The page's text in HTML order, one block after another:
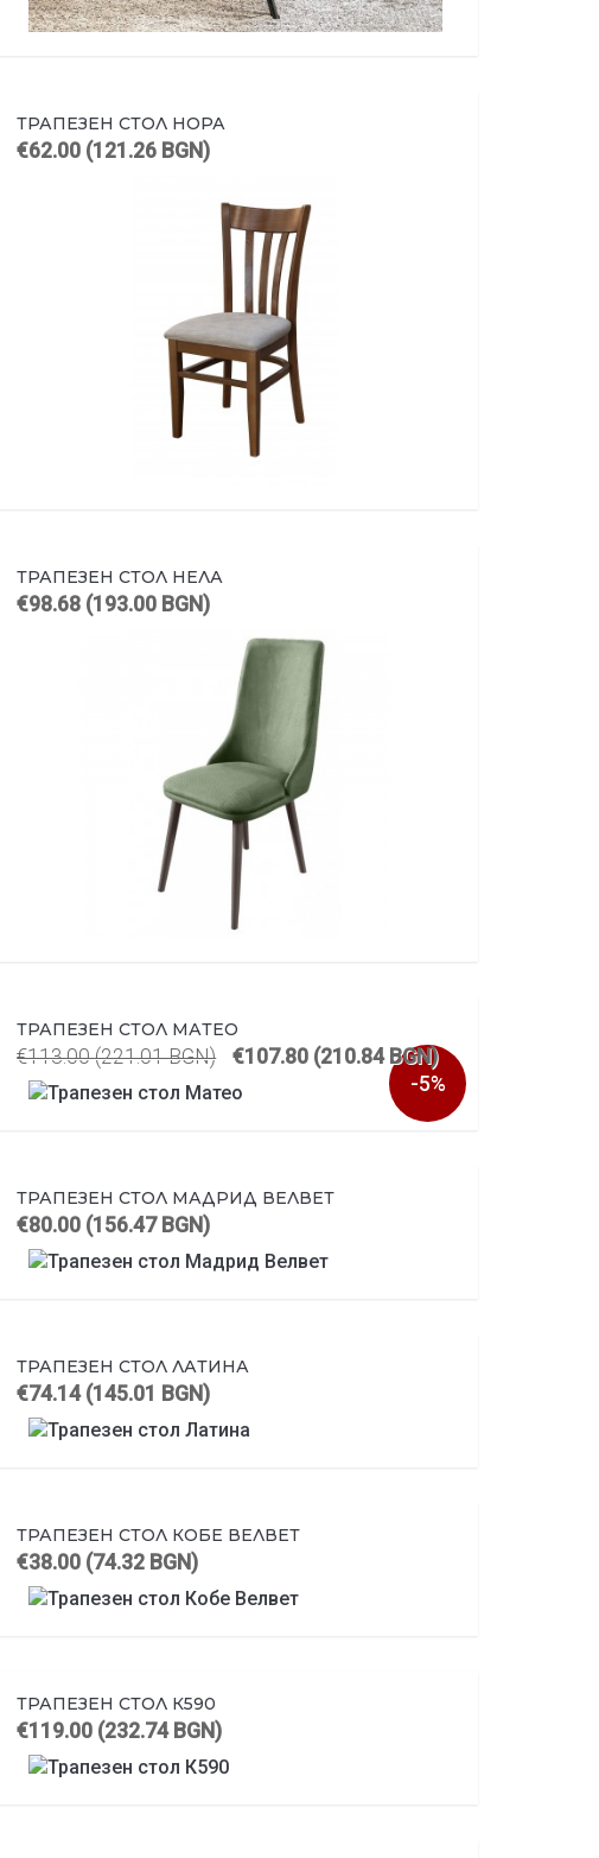
ТРАПЕЗЕН СТОЛ НОРА
€62.00 (121.26 BGN)
ТРАПЕЗЕН СТОЛ НЕЛА
€98.68 (193.00 BGN)
-5%
ТРАПЕЗЕН СТОЛ МАТЕО
€113.00 (221.01 BGN) €107.80 (210.84 BGN)
ТРАПЕЗЕН СТОЛ МАДРИД ВЕЛВЕТ
€80.00 (156.47 BGN)
ТРАПЕЗЕН СТОЛ ЛАТИНА
€74.14 (145.01 BGN)
ТРАПЕЗЕН СТОЛ КОБЕ ВЕЛВЕТ
€38.00 (74.32 BGN)
ТРАПЕЗЕН СТОЛ К590
€119.00 (232.74 BGN)